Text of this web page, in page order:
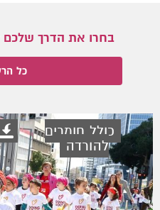
בחרו את הדרך שלכם
כל
כולל חומרים
להורדה